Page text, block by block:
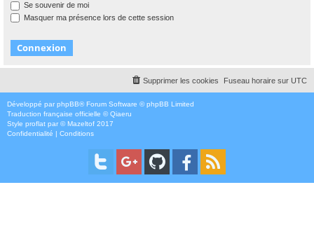
Se souvenir de moi
Masquer ma présence lors de cette session
Fuseau horaire sur UTC
Supprimer les cookies
Développé par phpBB® Forum Software © phpBB Limited
Traduction française officielle ©Qiaeru
Style proflat par ©Mazeltof 2017
Confidentialité | Conditions